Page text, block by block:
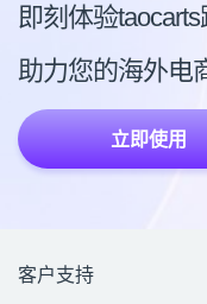
即刻体验
助力您的海外电
立即使用
客户支持